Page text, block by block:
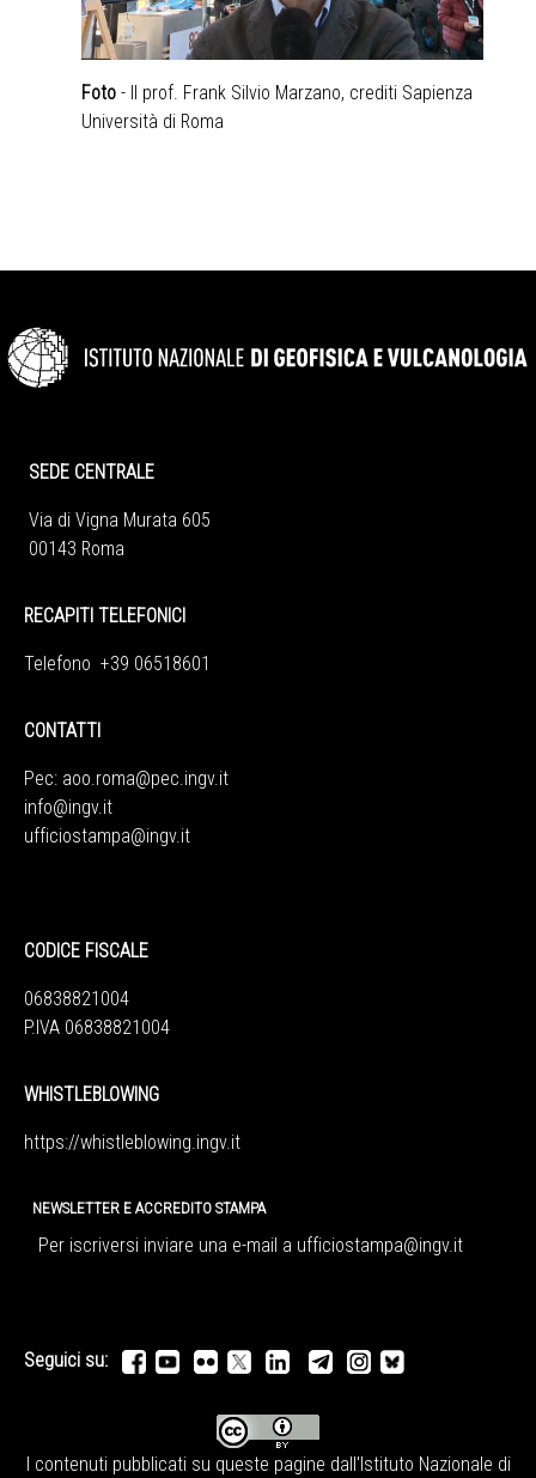
Foto - Il prof. Frank Silvio Marzano, crediti Sapienza
Università di Roma
SEDE CENTRALE
Via di Vigna Murata 605
00143 Roma
RECAPITI TELEFONICI
Telefono +39 06518601
CONTATTI
Pec: aoo.roma@pec.ingv.it
info@ingv.it
ufficiostampa@ingv.it
CODICE FISCALE
06838821004
P.IVA 06838821004
WHISTLEBLOWING
https://whistleblowing.ingv. it
NEWSLETTER E ACCREDITO STAMPA
Per iscriversi inviare una e-mail a ufficiostampa@ingv.it
Seguici su:
I contenuti pubblicati su queste pagine dall'Istituto Nazionale di